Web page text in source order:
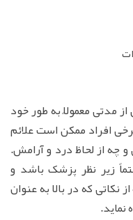
مدتی معمولاً به طور خود
افراد ممکن است علائم
و چه از لحاظ درد و آرامش.
زیر نظر پزشک باشد و
نکاتی که در بالا به عنوان